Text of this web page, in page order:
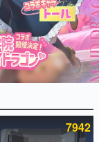
数万以上！ などな
身の“殿堂入り”記
7942